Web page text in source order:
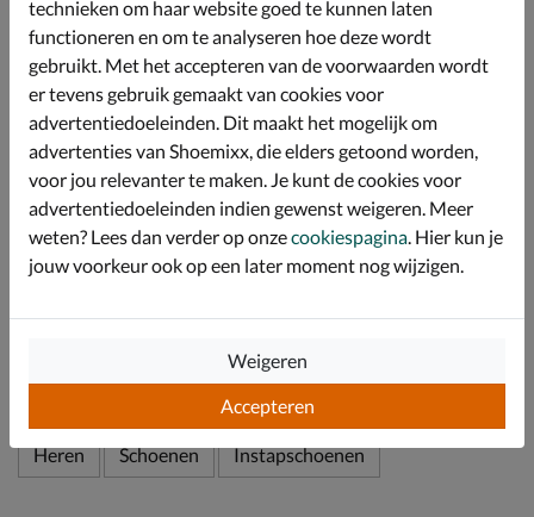
Comfort Fibre System-technologie de luchtcirculatie in
de schoen vergroot en voor een goede doorademing
van de schoen zorgt.
Voorzien van een uitneembaar voetbed dat door de
ECCO FLUIDFORM-tussenzool een anatomische
ondersteuning biedt tijdens het lopen.
Afgewerkt met een lichtgewicht rubberen loopzool
voor goede demping en grip.
Specificaties
Bekijk meer
Heren Schoenen Instapschoenen
technieken om haar website goed te kunnen laten
functioneren en om te analyseren hoe deze wordt
gebruikt. Met het accepteren van de voorwaarden wordt
er tevens gebruik gemaakt van cookies voor
advertentiedoeleinden. Dit maakt het mogelijk om
advertenties van Shoemixx, die elders getoond worden,
voor jou relevanter te maken. Je kunt de cookies voor
advertentiedoeleinden indien gewenst weigeren. Meer
weten? Lees dan verder op onzecookiespagina. Hier kun je
jouw voorkeur ook op een later moment nog wijzigen.
Accepteren
Weigeren